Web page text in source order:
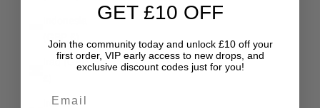
Iraq (GBP
Ireland
GET £10 OFF
Join the community today and unlock £10 off your
first order, VIP early access to new drops, and
exclusive discount codes just for you!